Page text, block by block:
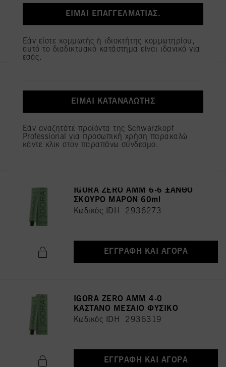
ΜΕΣΑΙΟ ΜΑΡΟΝ ΦΥΣΙΚΟ
Κωδικός IDH 2936246
ΕΓΓΡΑΦΉ ΚΑΙ ΑΓΟΡΆ
IGORA ZERO AMM 6-6 ΞΑΝΘΟ
ΣΚΟΥΡΟ ΜΑΡΟΝ 60ml
Κωδικός IDH 2936273
ΕΓΓΡΑΦΉ ΚΑΙ ΑΓΟΡΆ
IGORA ZERO AMM 4-0
ΚΑΣΤΑΝΟ ΜΕΣΑΙΟ ΦΥΣΙΚΟ
Κωδικός IDH 2936319
ΕΓΓΡΑΦΉ ΚΑΙ ΑΓΟΡΆ
ΕΊΜΑΙ ΕΠΑΓΓΕΛΜΑΤΊΑΣ.
Εάν είστε κομμωτής ή ιδιοκτήτης κομμωτηρίου,
αυτό το διαδικτυακό κατάστημα είναι ιδανικό για
εσάς.
ΕΊΜΑΙ ΚΑΤΑΝΑΛΩΤΉΣ
Εάν αναζητάτε προϊόντα της Schwarzkopf
Professional για προσωπική χρήση παρακαλώ
κάντε κλικ στον παραπάνω σύνδεσμο.